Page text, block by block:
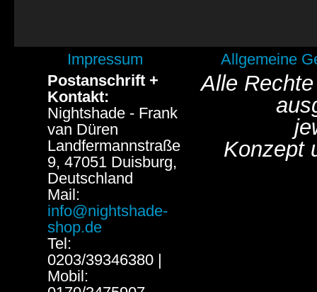
Impressum
Allgemeine
Postanschrift +
Kontakt:
Nightshade - Frank
van Düren
Landfermannstraße
9, 47051 Duisburg,
Deutschland
Mail:
info@nightshade-
shop.de
Tel:
0203/39346380 |
Mobil:
Alle
Konzept